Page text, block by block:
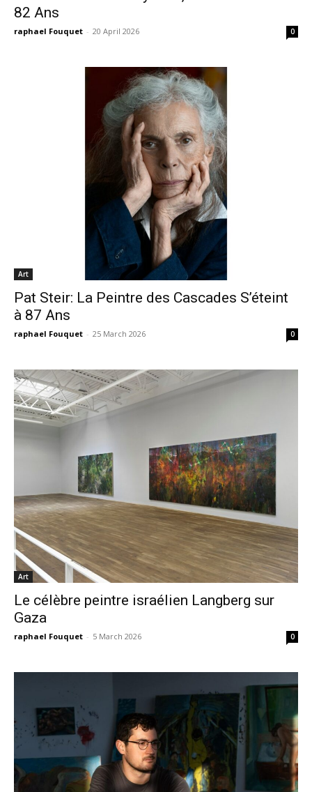
82 Ans
raphael Fouquet - 20 April 2026 0
Art
Pat Steir: La Peintre des Cascades S’éteint
à 87 Ans
raphael Fouquet - 25 March 2026 0
Art
Le célèbre peintre israélien Langberg sur
Gaza
raphael Fouquet - 5 March 2026 0